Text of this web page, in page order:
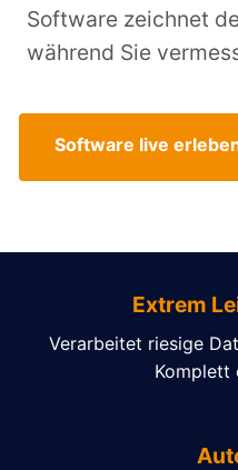
Software zeichnet
während Sie
Software live
Extrem
Verarbeitet riesige
Komplett